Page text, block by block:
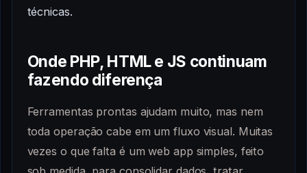
técnicas.
Onde PHP, HTML e JS continuam
fazendo diferença
Ferramentas prontas ajudam muito, mas nem
toda operação cabe em um fluxo visual. Muitas
vezes o que falta é um web app simples, feito